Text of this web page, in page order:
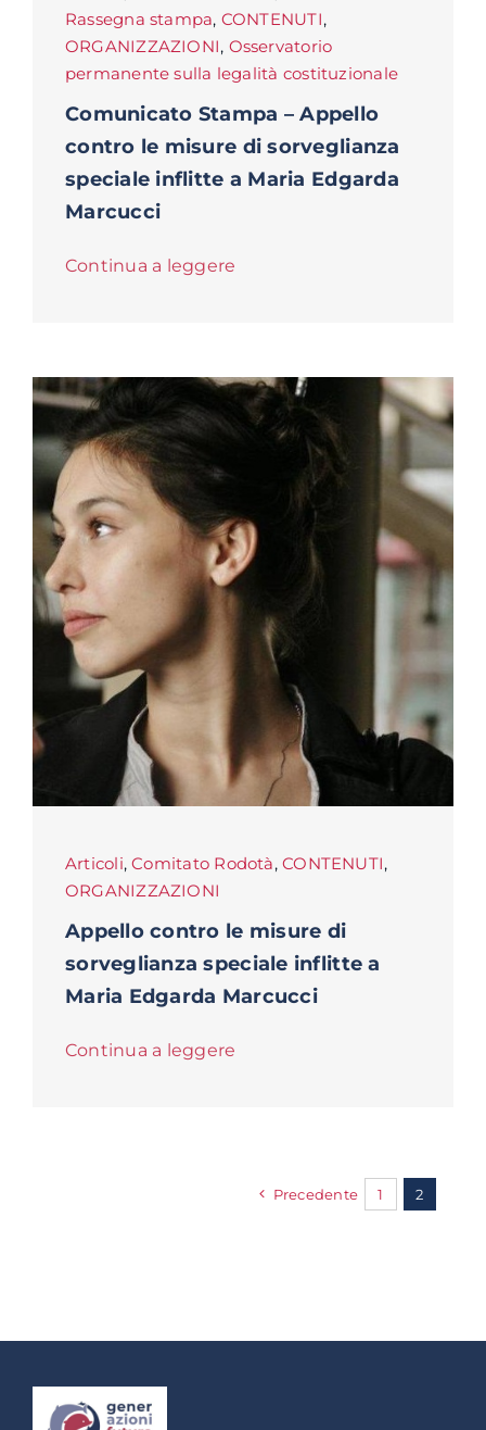
Rassegna stampa, CONTENUTI,
ORGANIZZAZIONI, Osservatorio
permanente sulla legalità costituzionale
Comunicato Stampa – Appello
contro le misure di sorveglianza
speciale inflitte a Maria Edgarda
Marcucci
Continua a leggere
Articoli,Comitato Rodotà,CONTENUTI,
ORGANIZZAZIONI
Appello contro le misure di
sorveglianza speciale inflitte a
Maria Edgarda Marcucci
Continua a leggere
Precedente 1 2